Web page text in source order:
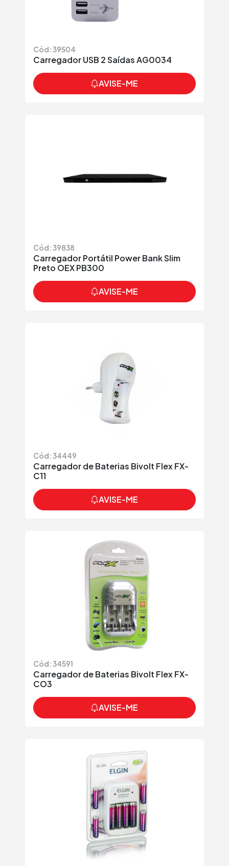
Cód: 39504
Carregador USB 2 Saídas AG0034
AVISE-ME
Cód: 39838
Carregador Portátil Power Bank Slim
Preto OEX PB300
AVISE-ME
Cód: 34449
Carregador de Baterias Bivolt Flex FX-
C11
AVISE-ME
Cód: 34591
Carregador de Baterias Bivolt Flex FX-
CO3
AVISE-ME